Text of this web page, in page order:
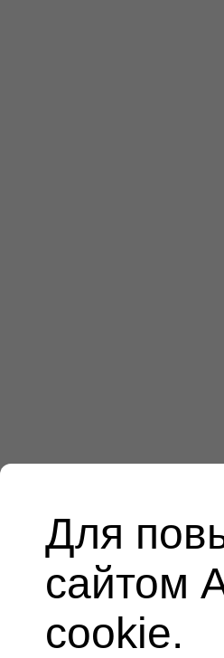
Для
сайтом
cookie.